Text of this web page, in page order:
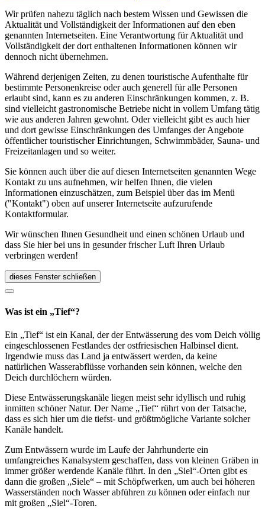
Wir prüfen nahezu täglich nach bestem Wissen und Gewissen die
Aktualität und Vollständigkeit der Informationen auf den eben
genannten Internetseiten. Eine Verantwortung für Aktualität und
Vollständigkeit der dort enthaltenen Informationen können wir
dennoch nicht übernehmen.
Während derjenigen Zeiten, zu denen touristische Aufenthalte für
bestimmte Personenkreise oder auch generell für alle Personen
erlaubt sind, kann es zu anderen Einschränkungen kommen, z. B.
sind vielleicht gastronomische Betriebe nicht in vollem Umfang tätig
wie aus anderen Jahren gewohnt. Oder vielleicht gibt es auch hier
und dort gewisse Einschränkungen des Umfanges der Angebote
öffentlicher touristischer Einrichtungen, Schwimmbäder, Sauna- und
Freizeitanlagen und so weiter.
Sie können auch über die auf diesen Internetseiten genannten Wege
Kontakt zu uns aufnehmen, wir helfen Ihnen, die vielen
Informationen einzuschätzen, zum Beispiel über das im Menü
("Kontakt") oben auf unserer Internetseite aufzurufende
Kontaktformular.
Wir wünschen Ihnen Gesundheit und einen schönen Urlaub und
dass Sie hier bei uns in gesunder frischer Luft Ihren Urlaub
verbringen werden!
dieses Fenster schließen
Was ist ein „Tief“?
Ein „Tief“ ist ein Kanal, der der Entwässerung des vom Deich völlig
eingeschlossenen Festlandes der ostfriesischen Halbinsel dient.
Irgendwie muss das Land ja entwässert werden, da keine
natürlichen Wasserabflüsse vorhanden sein können, welche den
Deich durchlöchern würden.
Diese Entwässerungskanäle liegen meist sehr idyllisch und ruhig
inmitten schöner Natur. Der Name „Tief“ rührt von der Tatsache,
dass es sich hier um die tiefst- und größtmögliche Variante solcher
Kanäle handelt.
Zum Entwässern wurde im Laufe der Jahrhunderte ein
umfangreiches Kanalsystem geschaffen, dass von kleinen Gräben in
immer größer werdende Kanäle führt. In den „Siel“-Orten gibt es
dann die großen „Siele“ – mit Schöpfwerken, um auch bei höheren
Wasserständen noch Wasser abführen zu können oder einfach nur
mit großen „Siel“-Toren.